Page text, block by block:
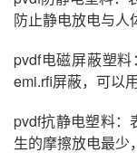
防止静电放电与人
pvdf电磁屏蔽塑料
emi.rfi屏蔽，可以
pvdf抗静电塑料：
生的摩擦放电最少